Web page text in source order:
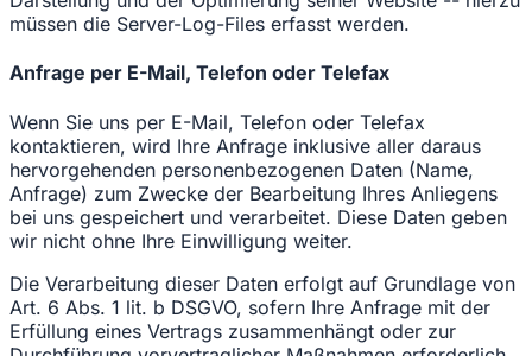
müssen die Server-Log-Files erfasst werden.
Anfrage per E-Mail, Telefon oder Telefax
Wenn Sie uns per E-Mail, Telefon oder Telefax
kontaktieren, wird Ihre Anfrage inklusive aller daraus
hervorgehenden personenbezogenen Daten (Name,
Anfrage) zum Zwecke der Bearbeitung Ihres Anliegens
bei uns gespeichert und verarbeitet. Diese Daten geben
wir nicht ohne Ihre Einwilligung weiter.
Die Verarbeitung dieser Daten erfolgt auf Grundlage von
Art. 6 Abs. 1 lit. b DSGVO, sofern Ihre Anfrage mit der
Erfüllung eines Vertrags zusammenhängt oder zur